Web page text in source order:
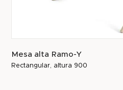
Mesa alta Ramo-Y
Rectangular, altura 900